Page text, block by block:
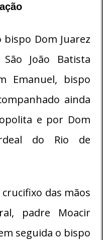
Dom Juarez
João Batista
Emanuel, bispo
ainda
e por Dom
do Rio de
das mãos
padre Moacir
seguida o bispo